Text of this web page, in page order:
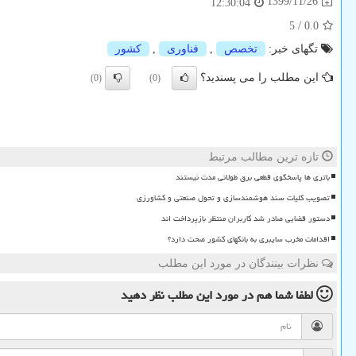
12:30:04
0.0
/
5
تگهای خبر:
تخصص فناوری كشور
این مطلب را می پسندید؟ (0)
(0)
تازه ترین مطالب مرتبط
باتری ها پاسخگوی قطعی برق طولانی مدت نیستند
تصویب کلیات سند هوشمندسازی و تحول صنعتی و کشاورزی
دستور قضایی صادر شد کاربران منتظر بازپرداخت اند
اقدامات مخرب سایبری به بانکهای کشور صحت دارد؟
نظرات بینندگان در مورد این مطلب
لطفا شما همدر مورد این مطلبنظر دهید